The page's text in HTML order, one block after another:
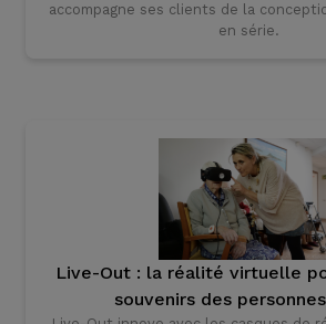
accompagne ses clients de la
en série.
Live-Out : la réalité virtuelle
souvenirs des